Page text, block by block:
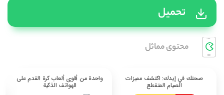
تحميل
محتوی مماثل
صحتك في إيدك: اكتشف مميزات
الصيام المتقطع
واحدة من أقوى ألعاب كرة القدم على
الهواتف الذكية